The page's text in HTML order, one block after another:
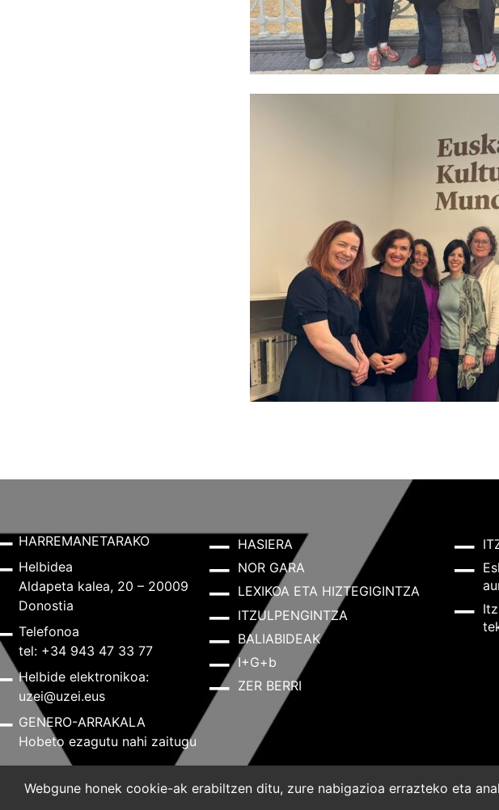
HARREMANETARAKO
Helbidea
Aldapeta kalea, 20 – 20009
Donostia
Telefonoa
tel: +34 943 47 33 77
Helbide elektronikoa:
uzei@uzei.eus
GENERO-ARRAKALA
Hobeto ezagutu nahi zaitugu
HASIERA
NOR GARA
LEXIKOA ETA HIZTEGIGINTZA
ITZULPENGINTZA
BALIABIDEAK
I+G+b
ZER BERRI
Lege-oharra Cookie-politika
Webgune honek cookie-ak erabiltzen ditu, zure nabigazioa errazteko eta